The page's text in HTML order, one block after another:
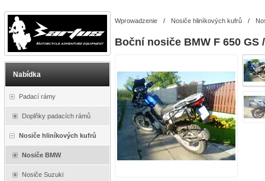
Nabídka
Padací rámy
Doplňky padacích rámů
Nosiče hliníkových kufrů
Nosiče BMW
Nosiče Suzuki
Wprowadzenie / Nosiče hliníkových kufrů /
Boční nosiče BMW F 650